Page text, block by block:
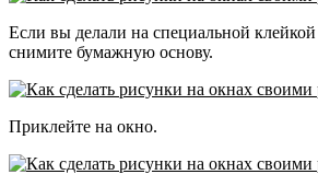
Если вы делали на специальной клейкой
снимите бумажную основу.
Приклейте на окно.